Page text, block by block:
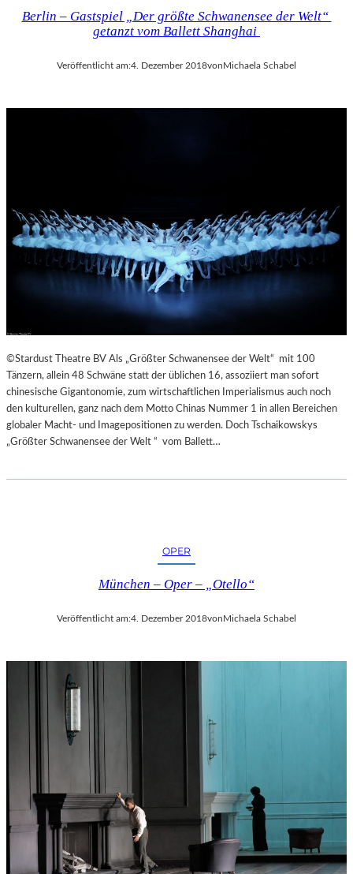
Berlin – Gastspiel „Der größte Schwanensee der Welt“
getanzt vom Ballett Shanghai
Veröffentlicht am:4. Dezember 2018vonMichaela Schabel
©Stardust Theatre BV Als „Größter Schwanensee der Welt“ mit 100
Tänzern, allein 48 Schwäne statt der üblichen 16, assoziiert man sofort
chinesische Gigantonomie, zum wirtschaftlichen Imperialismus auch noch
den kulturellen, ganz nach dem Motto Chinas Nummer 1 in allen Bereichen
globaler Macht- und Imagepositionen zu werden. Doch Tschaikowskys
„Größter Schwanensee der Welt “ vom Ballett…
OPER
München – Oper – „Otello“
Veröffentlicht am:4. Dezember 2018vonMichaela Schabel